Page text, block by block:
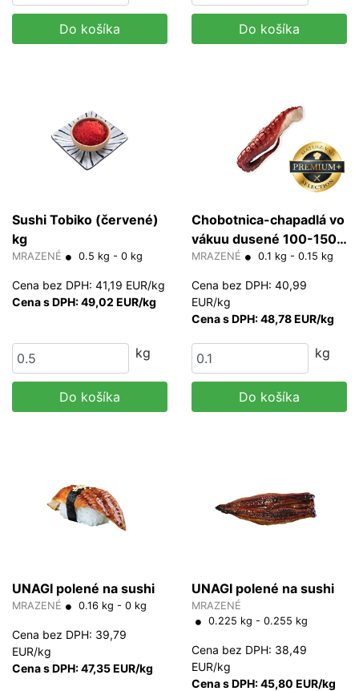
Do košíka Do košíka
Sushi Tobiko (červené)
kg
MRAZENÉ 0.5 kg - 0 kg
Cena bez DPH: 41,19 EUR/kg
Cena s DPH: 49,02 EUR/kg
kg
Do košíka
Chobotnica-chapadlá vo
vákuu dusené 100-150
g/bal
MRAZENÉ 0.1 kg - 0.15 kg
Cena bez DPH: 40,99
EUR/kg
Cena s DPH: 48,78 EUR/kg
kg
Do košíka
UNAGI polené na sushi
MRAZENÉ 0.16 kg - 0 kg
Cena bez DPH: 39,79
EUR/kg
Cena s DPH: 47,35 EUR/kg
UNAGI polené na sushi
MRAZENÉ
0.225 kg - 0.255 kg
Cena bez DPH: 38,49
EUR/kg
Cena s DPH: 45,80 EUR/kg